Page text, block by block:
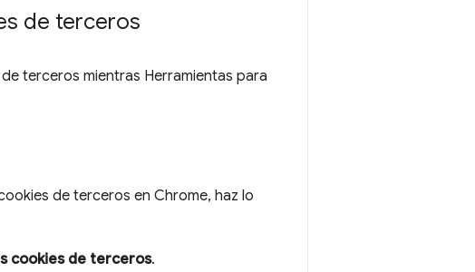
de terceros
terceros mientras Herramientas para
de terceros en Chrome, haz lo
cookies de terceros.